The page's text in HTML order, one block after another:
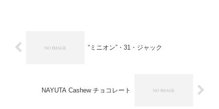
“ミニオン”・31・ジャック
NAYUTA Cashew チョコレート